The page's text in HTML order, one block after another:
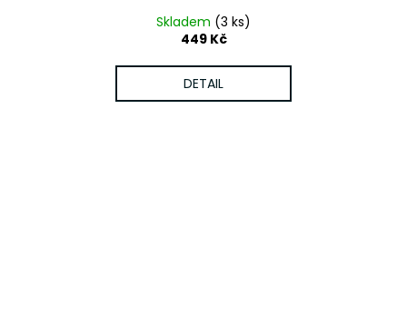
Skladem (3 ks)
449 Kč
DETAIL